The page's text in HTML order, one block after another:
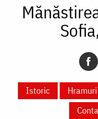
Istoric Hramuri